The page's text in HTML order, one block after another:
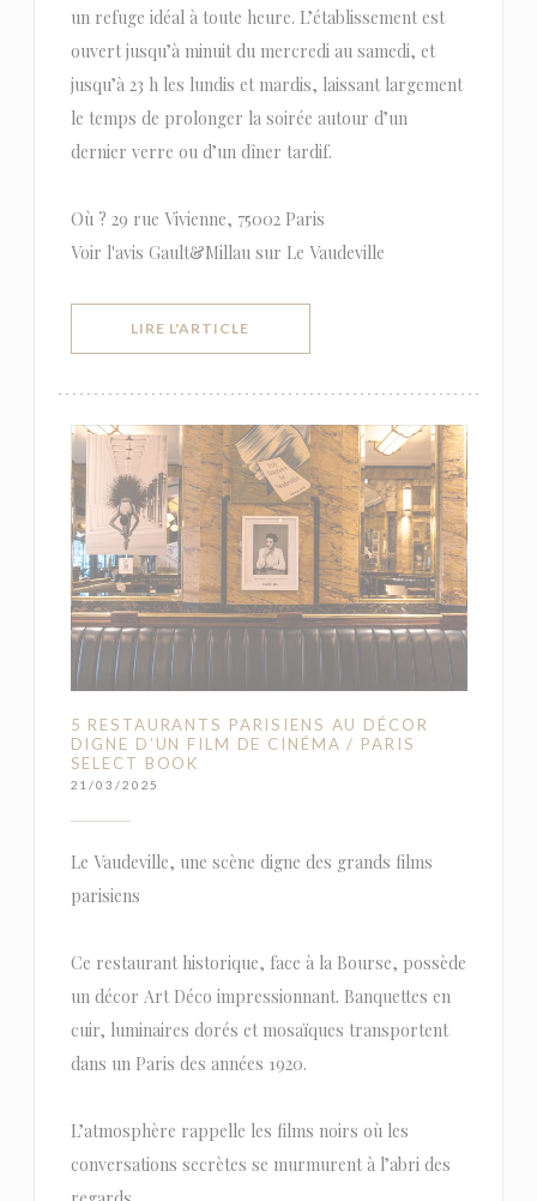
un refuge idéal à toute heure. L’établissement est
ouvert jusqu’à minuit du mercredi au samedi, et
jusqu’à 23 h les lundis et mardis, laissant largement
le temps de prolonger la soirée autour d’un
dernier verre ou d’un dîner tardif.
Où ? 29 rue Vivienne, 75002 Paris
Voir l'avis Gault&Millau sur Le Vaudeville
LIRE L'ARTICLE
5 RESTAURANTS PARISIENS AU DÉCOR
DIGNE D’UN FILM DE CINÉMA / PARIS
SELECT BOOK
21/03/2025
Le Vaudeville, une scène digne des grands films
parisiens
Ce restaurant historique, face à la Bourse, possède
un décor Art Déco impressionnant. Banquettes en
cuir, luminaires dorés et mosaïques transportent
dans un Paris des années 1920.
L’atmosphère rappelle les films noirs où les
conversations secrètes se murmurent à l’abri des